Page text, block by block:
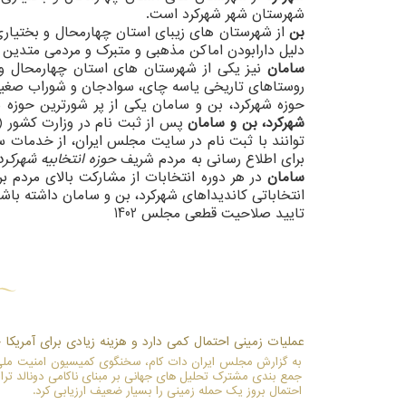
شهرستان شهر شهرکرد است.
بن
دلیل دارابودن اماکن مذهبی و متبرک و مردمی متدین و مؤمن از
سامان
روستاهای تاریخی یاسه چای، سوادجان و شوراب
حوزه شهرکرد، بن و سامان یکی از پر شورترین
شهرکرد، بن و سامان
توانند با ثبت نام در سایت مجلس ایران، از خدمات
برای اطلاع رسانی به مردم شریفحوزه انتخابیه
ساماندر هر دوره انتخابات از مشارکت بالای
انتخاباتی کاندیداهای شهرکرد، بن و سامان داشته
تایید صلاحیت قطعی مجلس 1402
عملیات زمینی احتمال کمی دارد و هزینه زیادی برای
به گزارش مجلس ایران دات کام، سخنگوی کمیسیون امنیت
جمع بندی مشترک تحلیل های جهانی بر مبنای ناکامی دونالد
احتمال بروز یک حمله زمینی را بسیار ضعیف ارزیابی کرد.